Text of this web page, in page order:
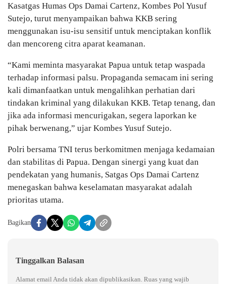
Kasatgas Humas Ops Damai Cartenz, Kombes Pol Yusuf
Sutejo, turut menyampaikan bahwa KKB sering
menggunakan isu-isu sensitif untuk menciptakan konflik
dan mencoreng citra aparat keamanan.
“Kami meminta masyarakat Papua untuk tetap waspada
terhadap informasi palsu. Propaganda semacam ini sering
kali dimanfaatkan untuk mengalihkan perhatian dari
tindakan kriminal yang dilakukan KKB. Tetap tenang, dan
jika ada informasi mencurigakan, segera laporkan ke
pihak berwenang,” ujar Kombes Yusuf Sutejo.
Polri bersama TNI terus berkomitmen menjaga kedamaian
dan stabilitas di Papua. Dengan sinergi yang kuat dan
pendekatan yang humanis, Satgas Ops Damai Cartenz
menegaskan bahwa keselamatan masyarakat adalah
prioritas utama.
Bagikan
Tinggalkan Balasan
Alamat email Anda tidak akan dipublikasikan. Ruas yang wajib